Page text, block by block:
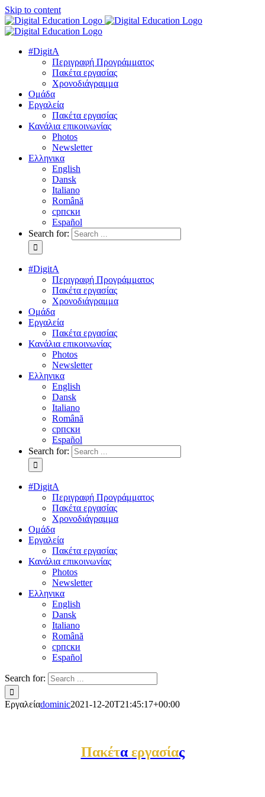
Skip to content
#DigitA
Περιγραφή Προγράμματος
Πακέτα εργασίας
Χρονοδιάγραμμα
Ομάδα
Εργαλεία
Πακέτα εργασίας
Κανάλια επικοινωνίας
Photos
Newsletter
Ελληνικα
English
Dansk
Italiano
Română
српски
Español
Search for:
#DigitA
Περιγραφή Προγράμματος
Πακέτα εργασίας
Χρονοδιάγραμμα
Ομάδα
Εργαλεία
Πακέτα εργασίας
Κανάλια επικοινωνίας
Photos
Newsletter
Ελληνικα
English
Dansk
Italiano
Română
српски
Español
Search for:
#DigitA
Περιγραφή Προγράμματος
Πακέτα εργασίας
Χρονοδιάγραμμα
Ομάδα
Εργαλεία
Πακέτα εργασίας
Κανάλια επικοινωνίας
Photos
Newsletter
Ελληνικα
English
Dansk
Italiano
Română
српски
Español
Search for:
Εργαλείαdominic2021-12-20T21:45:17+00:00
Πακέταεργασίας